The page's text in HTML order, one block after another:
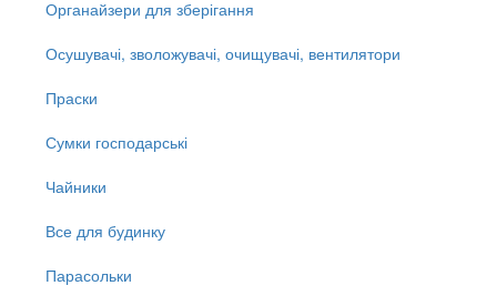
Органайзери для зберігання
Осушувачі, зволожувачі, очищувачі, вентилятори
Праски
Сумки господарські
Чайники
Все для будинку
Парасольки